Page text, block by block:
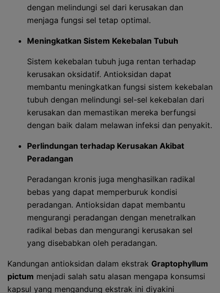
dengan melindungi sel dari kerusakan dan
menjaga fungsi sel tetap optimal.
Meningkatkan Sistem Kekebalan Tubuh
Sistem kekebalan tubuh juga rentan terhadap
kerusakan oksidatif. Antioksidan dapat
membantu meningkatkan fungsi sistem kekebalan
tubuh dengan melindungi sel-sel kekebalan dari
kerusakan dan memastikan mereka berfungsi
dengan baik dalam melawan infeksi dan penyakit.
Perlindungan terhadap Kerusakan Akibat
Peradangan
Peradangan kronis juga menghasilkan radikal
bebas yang dapat memperburuk kondisi
peradangan. Antioksidan dapat membantu
mengurangi peradangan dengan menetralkan
radikal bebas dan mengurangi kerusakan sel
yang disebabkan oleh peradangan.
Kandungan antioksidan dalam ekstrak Graptophyllum
pictum menjadi salah satu alasan mengapa konsumsi
kapsul yang mengandung ekstrak ini diyakini